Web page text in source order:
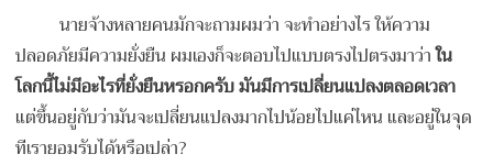
นายจ้างหลายคนมักจะถามผมว่า จะทําอย่างไร ให้ความ
ปลอดภัยมีความยั่งยืน ผมเองก็จะตอบไปแบบตรงไปตรงมาว่าใน
โลกนี้ไม่มีอะไรที่ยั่งยืนหรอกครับ มันมีการเปลี่ยนแปลงตลอดเวลา
แต่ขึ้นอยู่กับว่ามันจะเปลี่ยนแปลงมากไปน้อยไปแค่ไหน และอยู่ในจุด
ทีเรายอมรับได้หรือเปล่า?